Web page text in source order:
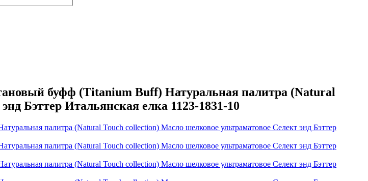
буфф (Titanium Buff) Натуральная палитра (Natural
Бэттер Итальянская елка 1123-1831-10